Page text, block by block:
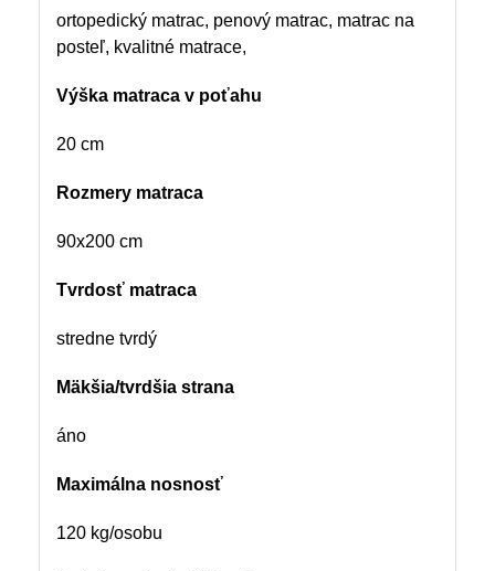
ortopedický matrac, penový matrac, matrac na
posteľ, kvalitné matrace,
Výška matraca v poťahu
20 cm
Rozmery matraca
90x200 cm
Tvrdosť matraca
stredne tvrdý
Mäkšia/tvrdšia strana
áno
Maximálna nosnosť
120 kg/osobu